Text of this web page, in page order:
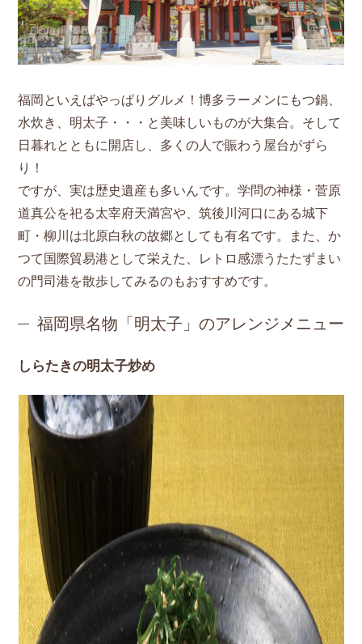
福岡といえばやっぱりグルメ！博多ラーメンにもつ鍋、
水炊き、明太子・・・と美味しいものが大集合。そして
日暮れとともに開店し、多くの人で賑わう屋台がずら
り！
ですが、実は歴史遺産も多いんです。学問の神様・菅原
道真公を祀る太宰府天満宮や、筑後川河口にある城下
町・柳川は北原白秋の故郷としても有名です。また、か
つて国際貿易港として栄えた、レトロ感漂うたたずまい
の門司港を散歩してみるのもおすすめです。
福岡県名物「明太子」のアレンジメニュー
しらたきの明太子炒め